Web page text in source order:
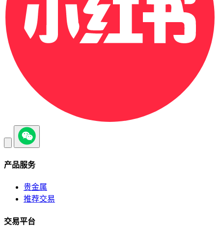
产品服务
贵金属
推荐交易
交易平台